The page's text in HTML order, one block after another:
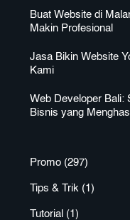
Buat Website di
Makin Profesional
Jasa Bikin Website
Kami
Web Developer Bali:
Bisnis yang
Promo (297)
Tips & Trik (1)
Tutorial (1)